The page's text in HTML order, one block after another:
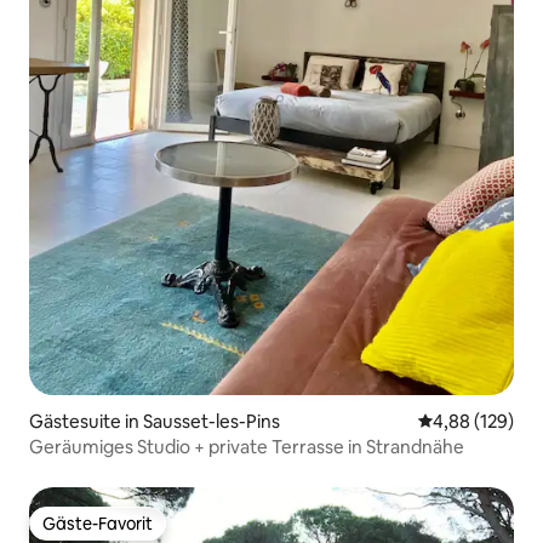
Gästesuite in Sausset-les-Pins
4,88 (129)
Geräumiges Studio + private Terrasse in Strandnähe
Gäste-Favorit
Gäste-Favorit